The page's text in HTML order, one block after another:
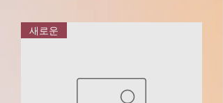
새로운